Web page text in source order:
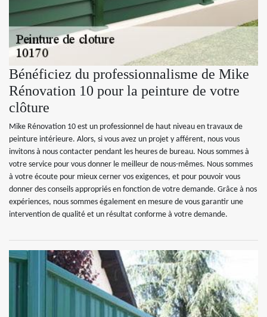
Bénéficiez du professionnalisme de Mike
Rénovation 10 pour la peinture de votre
clôture
Mike Rénovation 10 est un professionnel de haut niveau en travaux de
peinture intérieure. Alors, si vous avez un projet y afférent, nous vous
invitons à nous contacter pendant les heures de bureau. Nous sommes à
votre service pour vous donner le meilleur de nous-mêmes. Nous sommes
à votre écoute pour mieux cerner vos exigences, et pour pouvoir vous
donner des conseils appropriés en fonction de votre demande. Grâce à nos
expériences, nous sommes également en mesure de vous garantir une
intervention de qualité et un résultat conforme à votre demande.